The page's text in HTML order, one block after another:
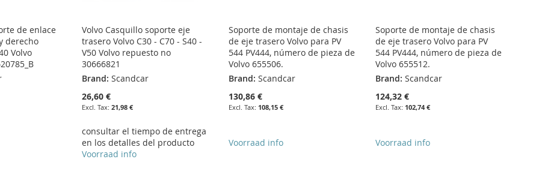
de enlace
derecho
Volvo
Volvo Casquillo soporte eje
trasero Volvo C30 - C70 - S40 -
V50 Volvo repuesto no
30666821
Brand: Scandcar
26,60 €
21,98 €
consultar el tiempo de entrega
en los detalles del producto
Voorraad info
Soporte de montaje de chasis
de eje trasero Volvo para PV
544 PV444, número de pieza de
Volvo 655506.
Brand: Scandcar
130,86 €
108,15 €
Voorraad info
Soporte de montaje de chasis
de eje trasero Volvo para PV
544 PV444, número de pieza de
Volvo 655512.
Brand: Scandcar
124,32 €
102,74 €
Voorraad info